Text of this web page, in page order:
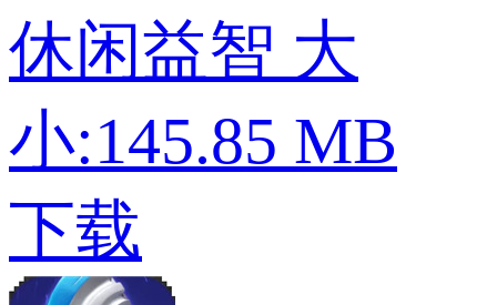
休闲益智 大
小:145.85 MB
下载